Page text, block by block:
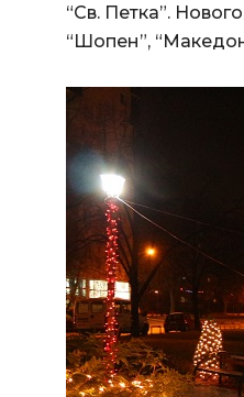
“Св. Петка”.
“Шопен”,